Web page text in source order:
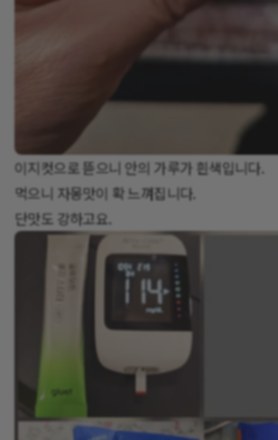
이지컷으로 뜯으니 안의 가루가 흰색입니다.
먹으니 자몽맛이 확 느껴집니다.
단맛도 강하고요.